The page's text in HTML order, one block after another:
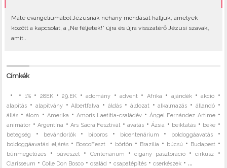
Máté evangéliumából Jézusnak néhány mondását halljuk, amelyek
között a kapcsolat, a „Ne féljetek!” újra és újra visszatérő Jézusi szavak,
amit..
Címkék
• • 1%• 28EK•29.EK •adomány •advent • Afrika • ajándék•akció •
alapítás • alapítvány•Albertfalva •áldás • áldozat •alkalmazás • állandó•
állás •álom • Amerika • Amoris Laetitia-családév •Ángel Fernández Artime•
animátor •Argentína •Ars Sacra Fesztivál •avatás •Ázsia • beiktatás • béke •
betegség • bevándorlók• bíboros • bicentenárium • boldoggáavatás•
boldoggáavatási eljárás • BoscoFeszt • börtön • Brazília • búcsú • Budapest •
bűnmegelőzés • bűvészet • Centenárium •cigány pasztoráció•cirkusz •
Clarisseum •Colle Don Bosco •család •csapatépítés •cserkészek • ...